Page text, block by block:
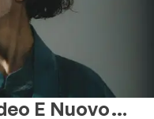
E Nuovo